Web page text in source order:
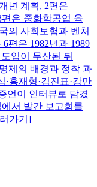
년 계획, 2편은
편은 중화학공업 육
의 사회보험과 벤처
편은 1982년과 1989
입이 무산된 뒤
제의 배경과 정착 과
홍재형·김진표·강만
언이 인터뷰로 담겼
서 발간 보고회를
가기]